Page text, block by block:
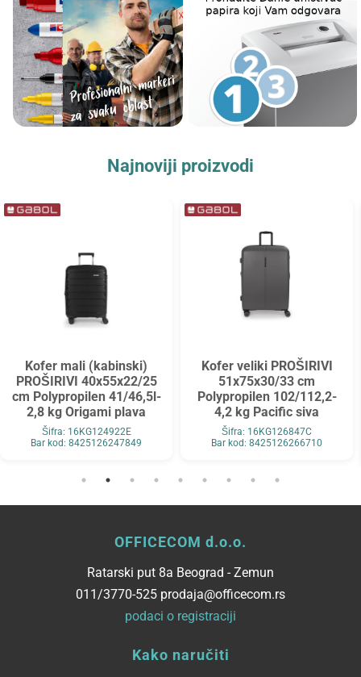
Najnoviji proizvodi
Kofer veliki PROŠIRIVI
51x75x30/33 cm
Polypropilen 102/112,2-
4,2 kg Pacific siva
Šifra: 16KG126847C
Bar kod: 8425126266710
Kofer mali (kabinski)
PROŠIRIVI 39x55x21/
cm Polypropilen
37,5/42,8l-2,9 kg
tamno plava
Šifra: 16KG126822EB
OFFICECOM d.o.o.
Ratarski put 8a Beograd - Zemun
011/3770-525 prodaja@officecom.rs
podaci o registraciji
Kako naručiti